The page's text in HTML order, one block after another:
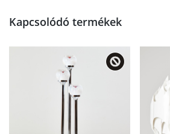
Kapcsolódó termékek